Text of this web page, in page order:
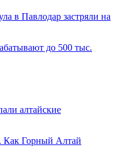
в Павлодар застряли на
до 500 тыс.
алтайские
Как Горный Алтай